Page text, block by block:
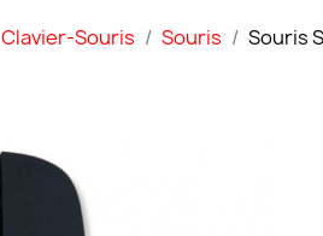
Clavier-Souris Souris Souris